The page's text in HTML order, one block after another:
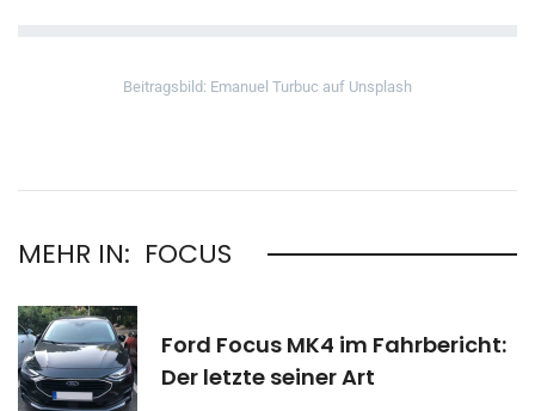
Beitragsbild: Emanuel Turbuc auf Unsplash
MEHR IN: FOCUS
Ford Focus MK4 im Fahrbericht:
Der letzte seiner Art